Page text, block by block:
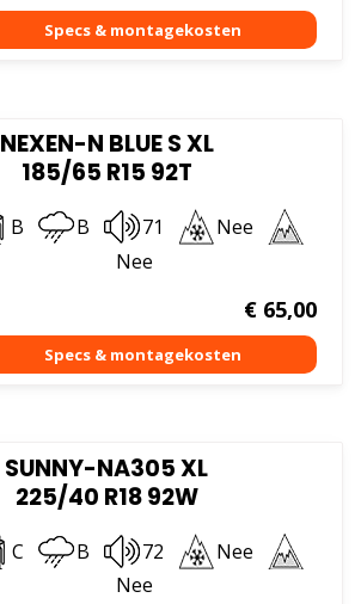
NEXEN-N BLUE S XL
185/65 R15 92T
B B 71
Nee
Nee
€65,00
SUNNY-NA305 XL
225/40 R18 92W
C B 72
Nee
Nee